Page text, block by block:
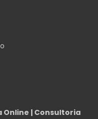
Online | Consultoria